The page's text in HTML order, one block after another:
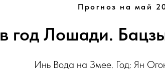
Прогноз на май
год Лошади.
Инь Вода на Змее. Год: Ян